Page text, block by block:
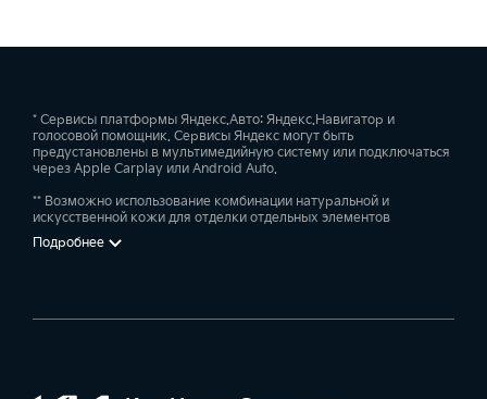
* Сервисы платформы Яндекс.Авто: Яндекс.Навигатор и
голосовой помощник. Сервисы Яндекс могут быть
предустановлены в мультимедийную систему или подключаться
через Apple Carplay или Android Auto.
** Возможно использование комбинации натуральной и
искусственной кожи для отделки отдельных элементов
Подробнее